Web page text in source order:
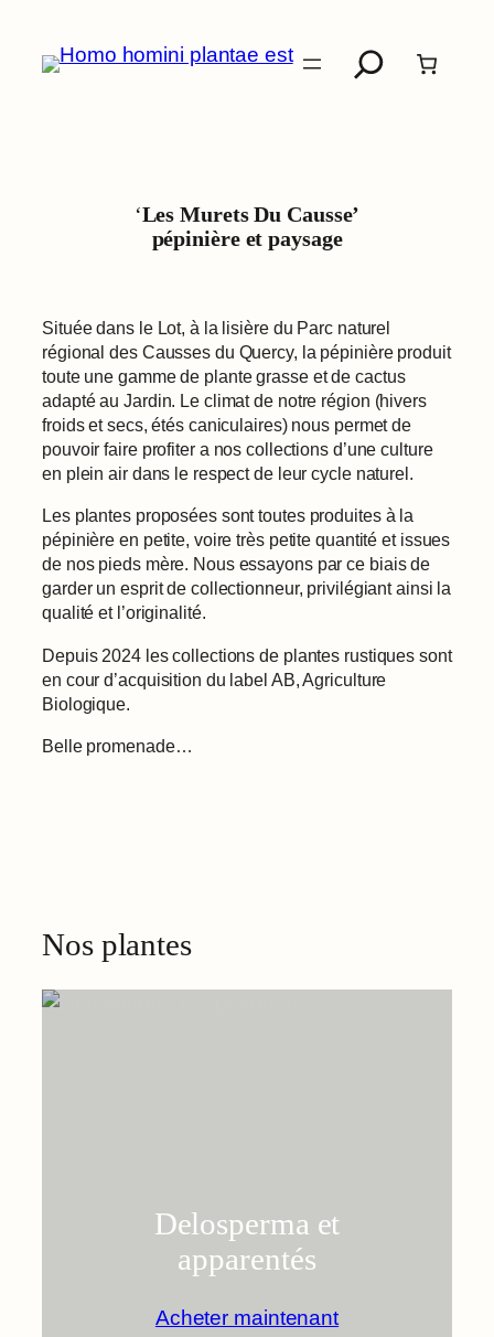
contenu
‘Les Murets Du Causse’
pépinière et paysage
Située dans le Lot, à la lisière du Parc naturel
régional des Causses du Quercy, la pépinière produit
toute une gamme de plante grasse et de cactus
adapté au Jardin. Le climat de notre région (hivers
froids et secs, étés caniculaires) nous permet de
pouvoir faire profiter a nos collections d’une culture
en plein air dans le respect de leur cycle naturel.
Les plantes proposées sont toutes produites à la
pépinière en petite, voire très petite quantité et issues
de nos pieds mère. Nous essayons par ce biais de
garder un esprit de collectionneur, privilégiant ainsi la
qualité et l’originalité.
Depuis 2024 les collections de plantes rustiques sont
en cour d’acquisition du label AB, Agriculture
Biologique.
Belle promenade…
Nos plantes
Delosperma et
apparentés
Acheter maintenant